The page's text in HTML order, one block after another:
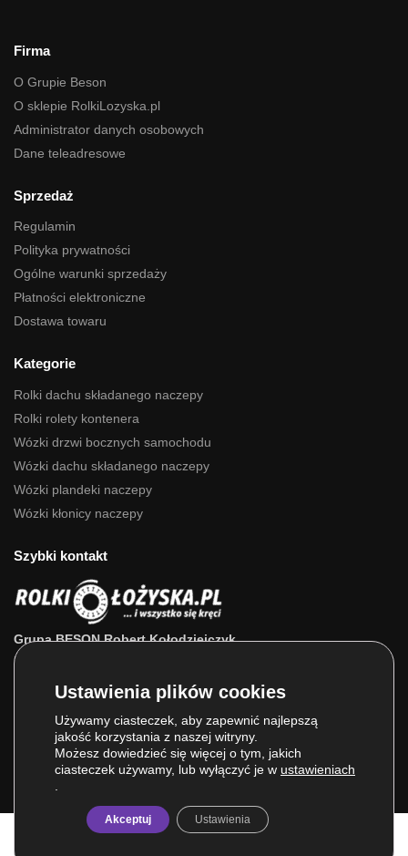
Firma
O Grupie Beson
O sklepie RolkiLozyska.pl
Administrator danych osobowych
Dane teleadresowe
Sprzedaż
Regulamin
Polityka prywatności
Ogólne warunki sprzedaży
Płatności elektroniczne
Dostawa towaru
Kategorie
Rolki dachu składanego naczepy
Rolki rolety kontenera
Wózki drzwi bocznych samochodu
Wózki dachu składanego naczepy
Wózki plandeki naczepy
Wózki kłonicy naczepy
Szybki kontakt
Grupa BESON Robert Kołodziejczyk
ul. Powstańców Wlkp. 63a
E-mail:sklep@rolkilozyska.pl
Używamy ciasteczek, aby zapewnić najlepszą
jakość korzystania z naszej witryny.
Możesz dowiedzieć się więcej o tym, jakich
ciasteczek używamy, lub wyłączyć je w ustawieniach
Akceptuj Ustawienia